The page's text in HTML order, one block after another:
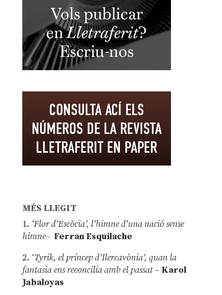
MÉS LLEGIT
1. ‘Flor d’Escòcia’, l’himne d’una nació sense
himne– Ferran Esquilache
2. ‘Tyrik, el príncep d’Ilercavònia’, quan la
fantasia ens reconcilia amb el passat– Karol
Jabaloyas